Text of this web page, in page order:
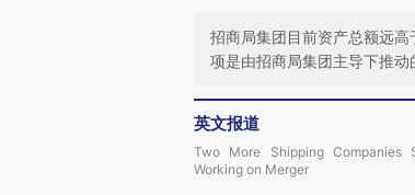
招商局集团目前资产总额远
项是由招商局集团主导下推动
英文报道
Two More Shipping Companies
Working on Merger